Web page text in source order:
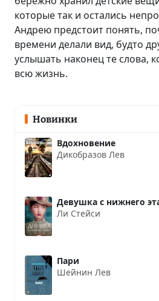
которые так и остались
Андрею предстоит понять,
времени делали вид, будто
услышать наконец те слова,
всю жизнь.
Новинки
Вдохновение
Дикобразов Лев
Девушка с нижнего
Ли Стейси
Пари
Шейнин Лев